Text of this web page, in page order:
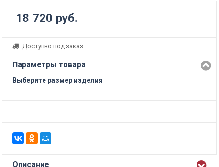
18 720 руб.
Доступно под заказ
Параметры товара
Выберите размер изделия
Описание